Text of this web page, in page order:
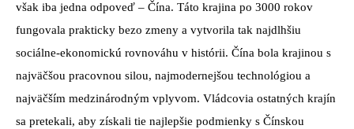
však iba jedna odpoveď – Čína. Táto krajina po 3000 rokov
fungovala prakticky bezo zmeny a vytvorila tak najdlhšiu
sociálne-ekonomickú rovnováhu v histórii. Čína bola krajinou s
najväčšou pracovnou silou, najmodernejšou technológiou a
najväčším medzinárodným vplyvom. Vládcovia ostatných krajín
sa pretekali, aby získali tie najlepšie podmienky s Čínskou